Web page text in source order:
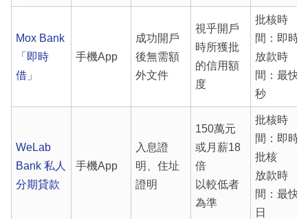
Mox Bank
「即時
借」
手機App
成功開戶
後無需額
外文件
視乎開戶
時所獲批
的信用額
度
批核時
間：即時
放款時
間：最快1
秒
WeLab
Bank 私人
分期貸款
手機App
入息證
明、住址
證明
150萬元
或月薪18
倍
以較低者
為準
批核時
間：即時
批核
放款時
間：最快1
日